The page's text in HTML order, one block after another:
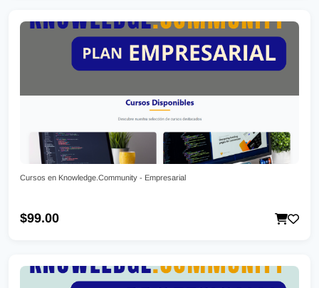
Cursos en Knowledge.Community - Empresarial
$99.00